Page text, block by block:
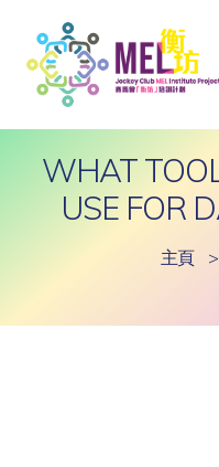
WHAT
USE FOR
主頁 >